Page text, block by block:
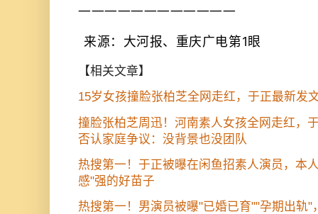
————————————
来源：大河报、重庆广电第1眼
【相关文章】
15岁女孩撞脸张柏芝全网走红，于正最新发
撞脸张柏芝周迅！河南素人女孩全网走红，
否认家庭争议：没背景也没团队
热搜第一！于正被曝在闲鱼招素人演员，本
感"强的好苗子
热搜第一！男演员被曝"已婚已育""孕期出